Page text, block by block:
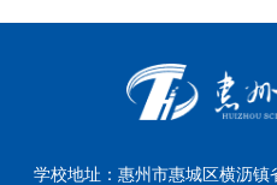
学校地址：惠州市惠城区横沥镇